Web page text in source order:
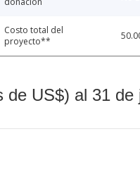
Costo total del
proyecto**
de US$) al 31 de